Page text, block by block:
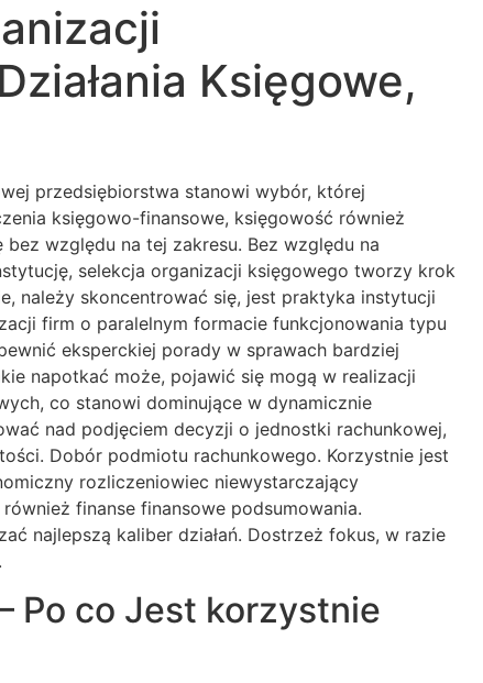
Księgowe,
przedsiębiorstwa stanowi wybór, której
księgowo-finansowe, księgowość również
względu na tej zakresu. Bez względu na
selekcja organizacji księgowego tworzy krok
należy skoncentrować się, jest praktyka instytucji
firm o paralelnym formacie funkcjonowania typu
eksperckiej porady w sprawach bardziej
napotkać może, pojawić się mogą w realizacji
co stanowi dominujące w dynamicznie
nad podjęciem decyzji o jednostki rachunkowej,
Dobór podmiotu rachunkowego. Korzystnie jest
rozliczeniowiec niewystarczający
finanse finansowe podsumowania.
najlepszą kaliber działań. Dostrzeż fokus, w razie
Po co Jest korzystnie